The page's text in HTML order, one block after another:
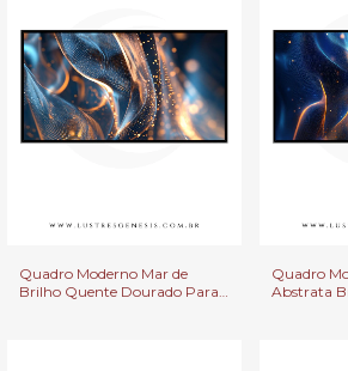
Quadro Moderno Mar de
Brilho Quente Dourado Para
Quadro
Abstrata